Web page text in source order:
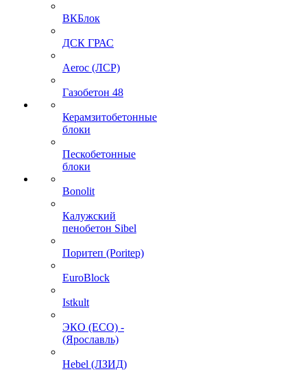
ВКБлок
ДСК ГРАС
Aeroc (ЛСР)
Газобетон 48
Керамзитобетонные
блоки
Пескобетонные
блоки
Bonolit
Калужский
пенобетон Sibel
Поритеп (Poritep)
EuroBlock
Istkult
ЭКО (ECO) -
(Ярославль)
Hebel (ЛЗИД)